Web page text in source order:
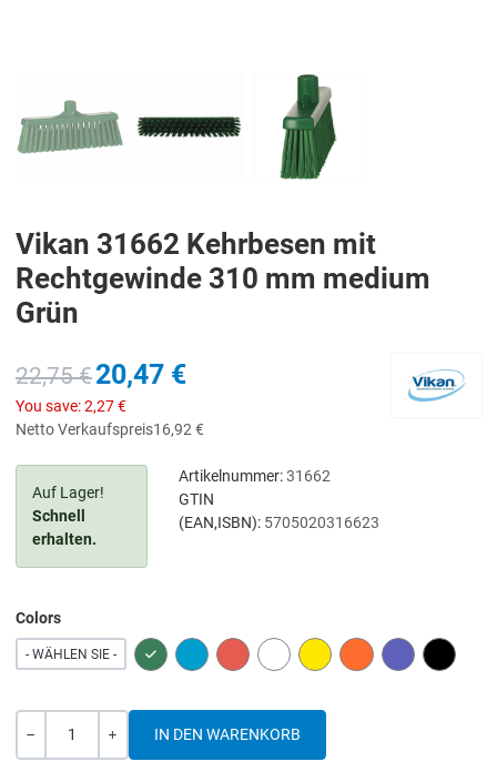
Vikan 31662 Kehrbesen mit
Rechtgewinde 310 mm medium
Grün
22,75 €20,47 €
You save:2,27 €
Netto Verkaufspreis16,92 €
Auf Lager!
Schnell
erhalten.
Artikelnummer:31662
GTIN
(EAN,ISBN): 5705020316623
Colors
- WÄHLEN SIE - GREEN BLUE RED WHITE YELLOW ORANGE PURPLE BLACK